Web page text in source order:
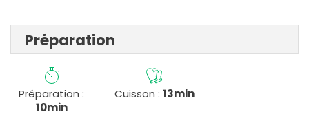
Préparation
Préparation :
10min
Cuisson : 13min